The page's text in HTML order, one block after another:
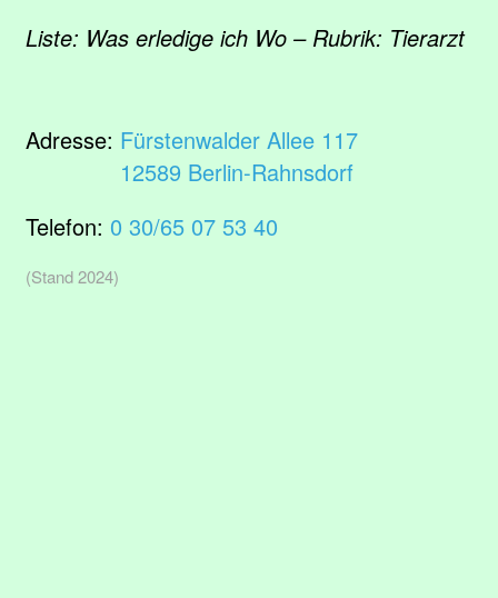
Liste: Was erledige ich Wo – Rubrik: Tierarzt
Adresse: Fürstenwalder Allee 117
12589 Berlin-Rahnsdorf
Telefon: 0 30/65 07 53 40
(Stand 2024)